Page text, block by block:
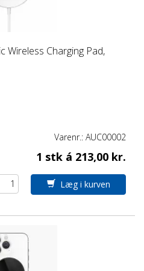
Wireless Charging Pad,
Varenr.: AUC00002
1 stk á 213,00 kr.
Læg i kurven